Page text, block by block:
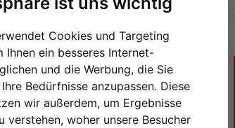
Cookies und Targeting
Ihnen ein besseres Internet-
und die Werbung, die Sie
Bedürfnisse anzupassen. Diese
wir außerdem, um Ergebnisse
verstehen, woher unsere Besucher